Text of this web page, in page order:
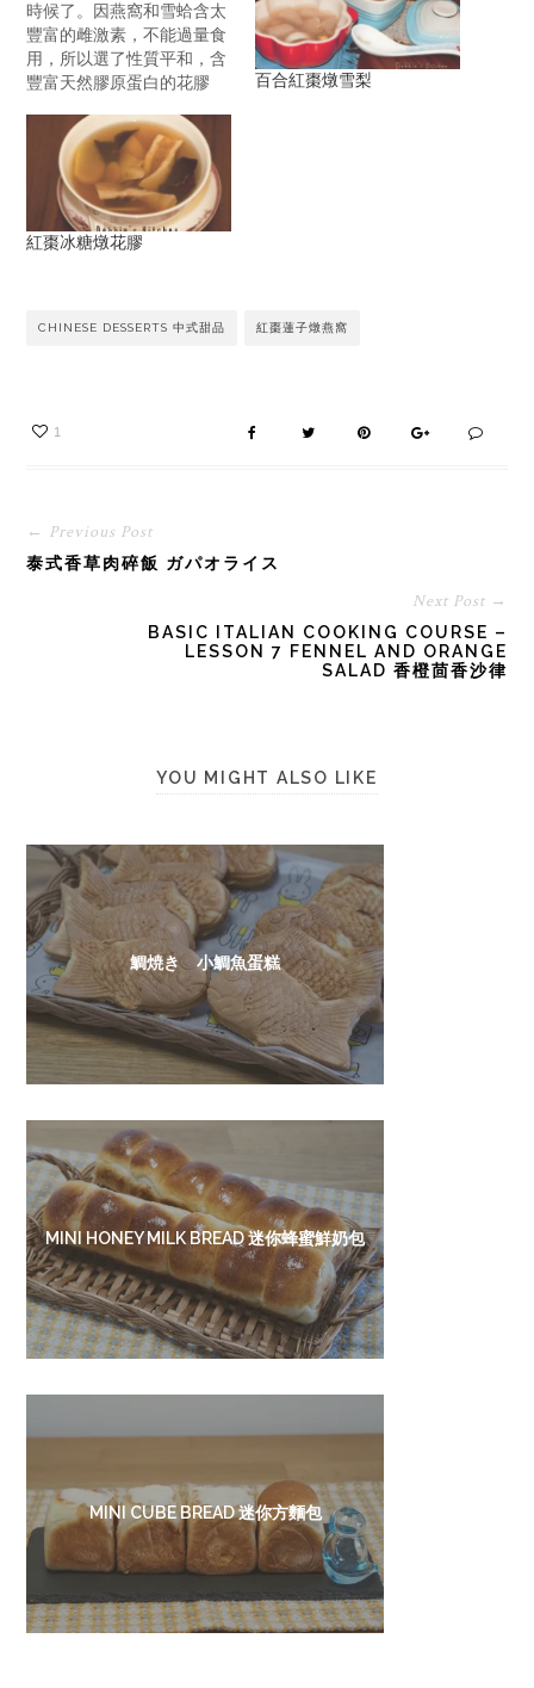
時候了。因燕窩和雪蛤含太
豐富的雌激素，不能過量食
用，所以選了性質平和，含
豐富天然膠原蛋白的花膠
緩 衰老。 對鼻敏感及呼吸
系統有問題，肺虛氣弱者都
有很好的保健作用。因媽媽
常把花膠用來煲湯，所以我
便用另外的方法來烹調，作
為我和老方今晚既滋潤又養
10粒 紅棗 5粒 冰
用。 將所有材料及滾水放入
數小包放進冰箱冷藏, 食用
時取出解凍可用。
百合紅棗燉雪梨
紅棗冰糖燉花膠
CHINESE DESSERTS 中式甜品 紅棗蓮子燉燕窩
1
← Previous Post
泰式香草肉碎飯 ガパオライス
Next Post →
BASIC ITALIAN COOKING COURSE –
LESSON 7 FENNEL AND ORANGE
SALAD 香橙茴香沙律
YOU MIGHT ALSO LIKE
鯛焼き 小鯛魚蛋糕
MINI HONEY MILK BREAD 迷你蜂蜜鮮奶包
MINI CUBE BREAD 迷你方麵包